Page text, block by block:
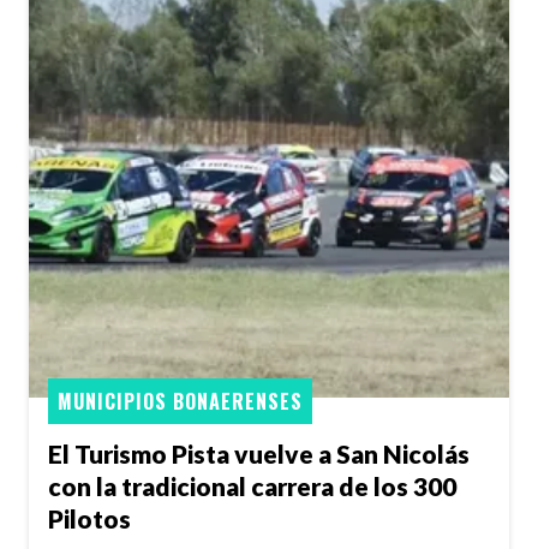
El Turismo Pista vuelve a San Nicolás
con la tradicional carrera de los 300
Pilotos
MUNICIPIOS BONAERENSES